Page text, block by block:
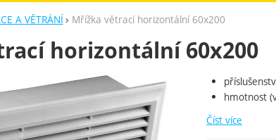
A VĚTRÁNÍ Mřížka větrací horizontální 60x200
horizontální 60x200
hmotnost
Číst více